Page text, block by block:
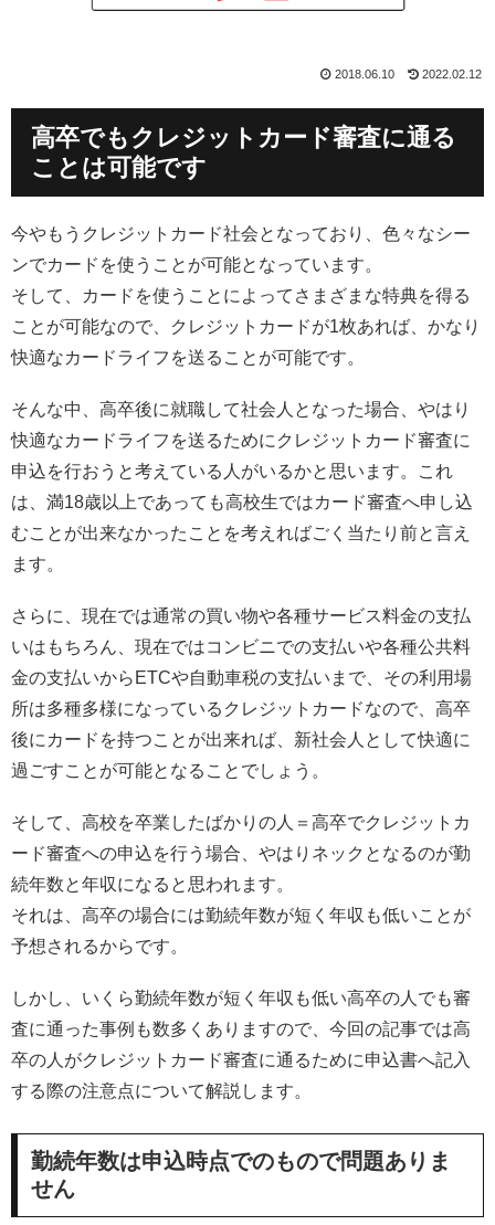
2018.06.10 2022.02.12
高卒でもクレジットカード審査に通る
ことは可能です
今やもうクレジットカード社会となっており、色々なシー
ンでカードを使うことが可能となっています。
そして、カードを使うことによってさまざまな特典を得る
ことが可能なので、クレジットカードが1枚あれば、かなり
快適なカードライフを送ることが可能です。
そんな中、高卒後に就職して社会人となった場合、やはり
快適なカードライフを送るためにクレジットカード審査に
申込を行おうと考えている人がいるかと思います。これ
は、満18歳以上であっても高校生ではカード審査へ申し込
むことが出来なかったことを考えればごく当たり前と言え
ます。
さらに、現在では通常の買い物や各種サービス料金の支払
いはもちろん、現在ではコンビニでの支払いや各種公共料
金の支払いからETCや自動車税の支払いまで、その利用場
所は多種多様になっているクレジットカードなので、高卒
後にカードを持つことが出来れば、新社会人として快適に
過ごすことが可能となることでしょう。
そして、高校を卒業したばかりの人＝高卒でクレジットカ
ード審査への申込を行う場合、やはりネックとなるのが勤
続年数と年収になると思われます。
それは、高卒の場合には勤続年数が短く年収も低いことが
予想されるからです。
しかし、いくら勤続年数が短く年収も低い高卒の人でも審
査に通った事例も数多くありますので、今回の記事では高
卒の人がクレジットカード審査に通るために申込書へ記入
する際の注意点について解説します。
勤続年数は申込時点でのもので問題ありま
せん